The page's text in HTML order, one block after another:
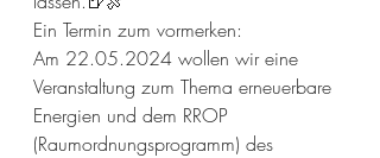
Ein Termin zum vormerken:
Am 22.05.2024 wollen wir eine
Veranstaltung zum Thema erneuerbare
Energien und dem RROP
(Raumordnungsprogramm) des